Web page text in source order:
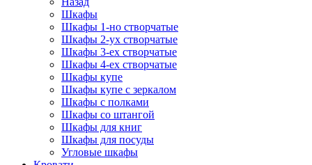
Шкафы
Шкафы 1-но створчатые
Шкафы 2-ух створчатые
Шкафы 3-ех створчатые
Шкафы 4-ех створчатые
Шкафы купе
Шкафы купе с зеркалом
Шкафы с полками
Шкафы со штангой
Шкафы для книг
Шкафы для посуды
Угловые шкафы